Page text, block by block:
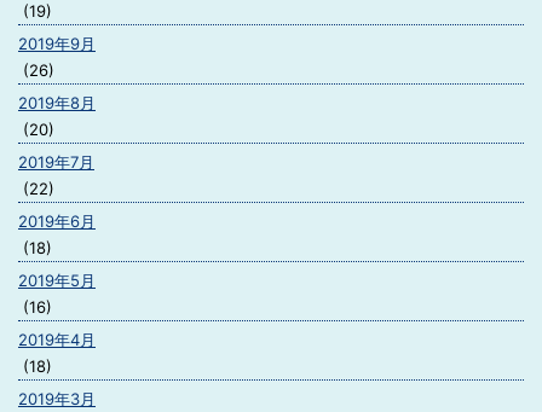
(19)
2019年9月
(26)
2019年8月
(20)
2019年7月
(22)
2019年6月
(18)
2019年5月
(16)
2019年4月
(18)
2019年3月